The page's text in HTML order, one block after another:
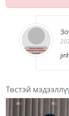
Төстэй